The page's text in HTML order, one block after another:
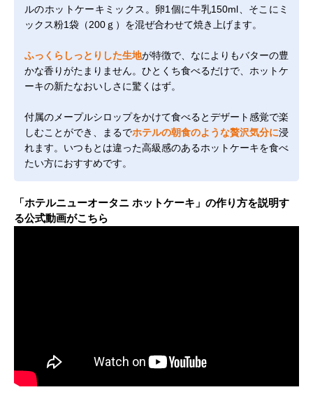
ルのホットケーキミックス。卵1個に牛乳150ml、そこにミ
ックス粉1袋（200ｇ）を混ぜ合わせて焼き上げます。
ふっくらしっとりした生地が特徴で、なによりもバターの豊
かな香りがたまりません。ひとくち食べるだけで、ホットケ
ーキの新たなおいしさに驚くはず。
付属のメープルシロップをかけて食べるとデザート感覚で楽
しむことができ、まるでホテルの朝食のような贅沢気分に浸
れます。いつもとは違った高級感のあるホットケーキを食べ
たい方におすすめです。
「ホテルニューオータニ ホットケーキ」の作り方を説明す
る公式動画がこちら